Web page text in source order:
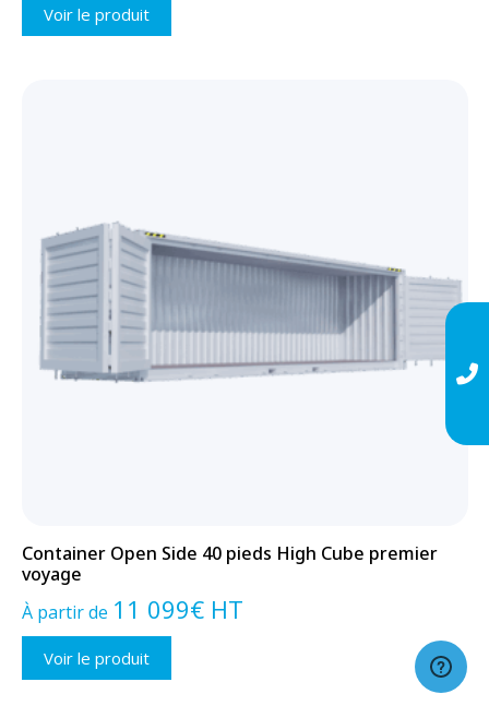
Voir le produit
Container Open Side 40 pieds High Cube premier
voyage
À partir de 11 099€HT
Voir le produit